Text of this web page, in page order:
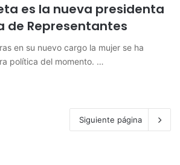
es la nueva presidenta
de Representantes
en su nuevo cargo la mujer se ha
política del momento. …
Siguiente página